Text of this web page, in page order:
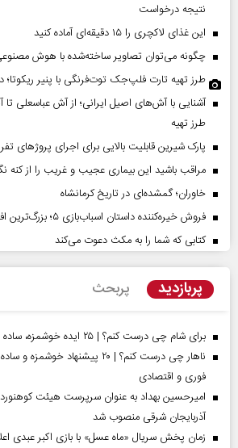
نتیجه درخواست
این غذای لاکچری را ۱۵ دقیقه‌ای آماده کنید
چگونه می‌توان تصاویر ساخته‌شده با هوش
طرز تهیه تارت فلپ‌جک توت‌فرنگی با پنیر
آشنایی با آش‌های اصیل ایرانی؛ از آش عباسعلی
طرز تهیه
پارک شیرین قابلیت‌ بالایی برای اجرای پروژهای
مراقب باشید این بیماری عجیب و غریب را از کنه
خاوران؛ گمشده‌ای در تاریخ کرمانشاه
فروش خیره‌کننده داستان اسباب‌بازی ۵؛ بزرگ‌ترین افتتاحیه سال برای پیکسار
کتابی که شما را به مکث دعوت می‌کند
پربازدید پربحث
برای شام چی درست کنم؟ | ۲۵ ایده خوشمزه، ساده و فوری برای شام امشب
ناهار چی درست کنم؟ | ۲۰ پیشنهاد
فوری و اقتصادی
امیرحسین بهداد به عنوان سرپرست هیئت
آذربایجان شرقی منصوب شد
زمان پخش سریال «ماه عسل» با بازی اکبر عبدی